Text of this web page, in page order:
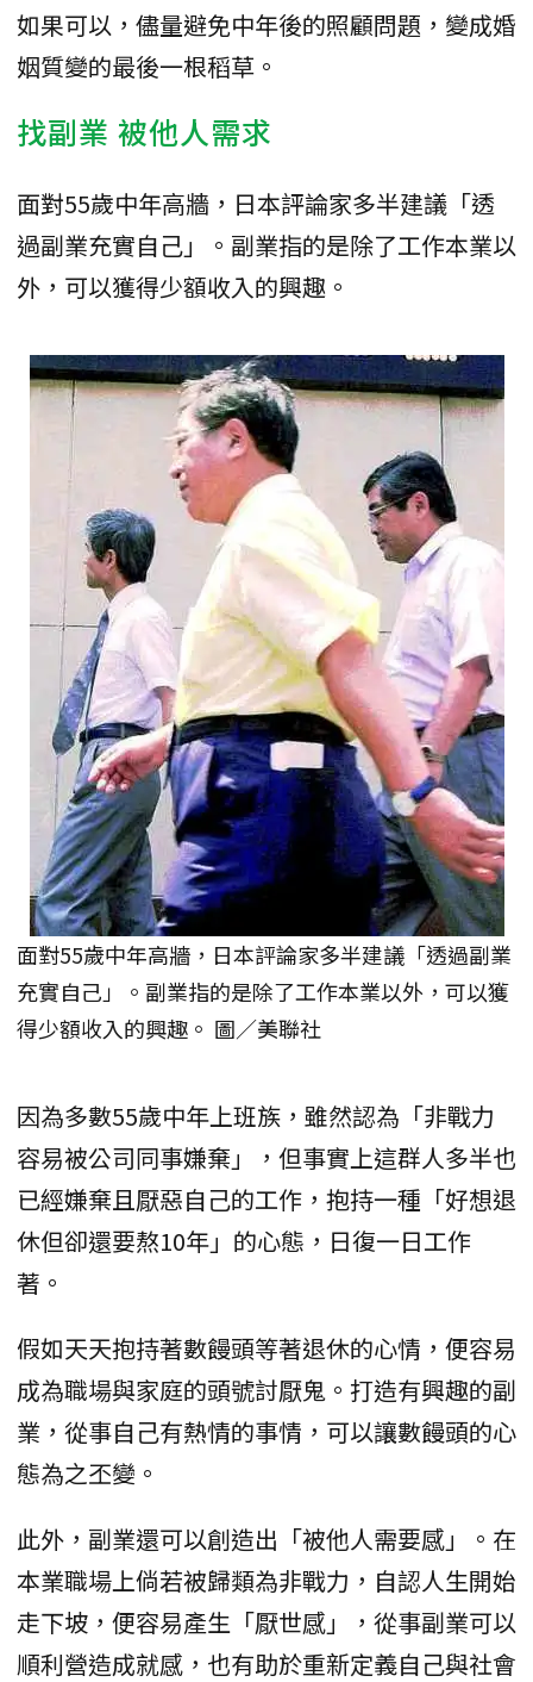
如果可以，儘量避免中年後的照顧問題，變成婚
姻質變的最後一根稻草。
找副業 被他人需求
面對55歲中年高牆，日本評論家多半建議「透
過副業充實自己」。副業指的是除了工作本業以
外，可以獲得少額收入的興趣。
面對55歲中年高牆，日本評論家多半建議「透過副業
充實自己」。副業指的是除了工作本業以外，可以獲
得少額收入的興趣。 圖／美聯社
因為多數55歲中年上班族，雖然認為「非戰力
容易被公司同事嫌棄」，但事實上這群人多半也
已經嫌棄且厭惡自己的工作，抱持一種「好想退
休但卻還要熬10年」的心態，日復一日工作
著。
假如天天抱持著數饅頭等著退休的心情，便容易
成為職場與家庭的頭號討厭鬼。打造有興趣的副
業，從事自己有熱情的事情，可以讓數饅頭的心
態為之丕變。
此外，副業還可以創造出「被他人需要感」。在
本業職場上倘若被歸類為非戰力，自認人生開始
走下坡，便容易產生「厭世感」，從事副業可以
順利營造成就感，也有助於重新定義自己與社會